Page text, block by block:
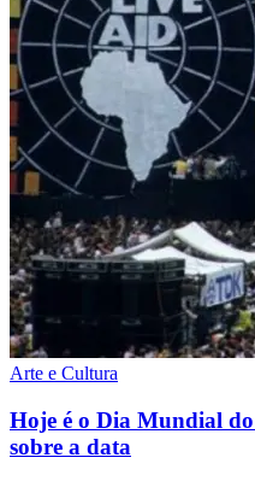
Arte e Cultura
Hoje é o Dia Mundial
sobre a data